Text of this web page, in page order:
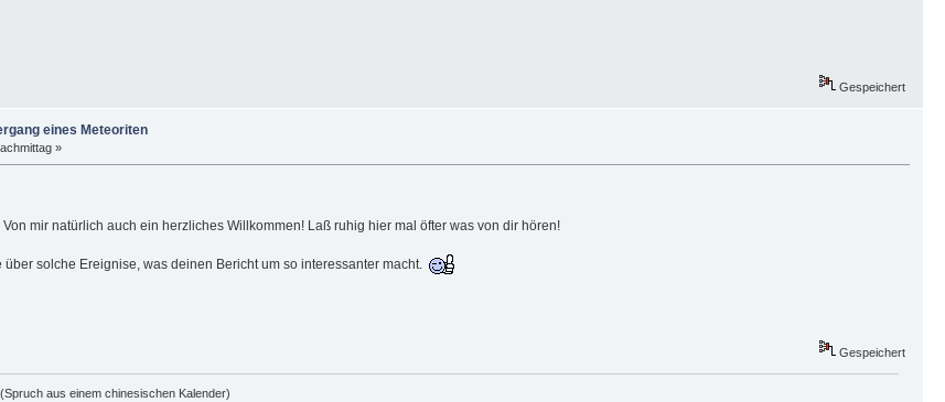
Gespeichert
eines Meteoriten
»
mir natürlich auch ein herzliches Willkommen! Laß ruhig hier mal öfter was von dir hören!
solche Ereignise, was deinen Bericht um so interessanter macht.
Gespeichert
aus einem chinesischen Kalender)